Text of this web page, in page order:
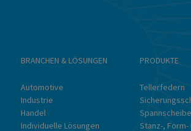
BRANCHEN & LÖSUNGEN
Automotive
Industrie
Handel
Individuelle Lösungen
PRODUKTE
Tellerfedern
Stanz-, Form-